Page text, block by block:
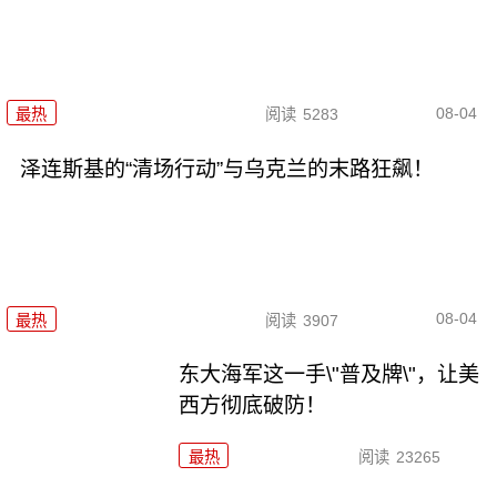
最热 阅读 5283 08-04
泽连斯基的“清场行动”与乌克兰的末路狂飙！
最热 阅读 3907 08-04
东大海军这一手\"普及牌\"，让美
西方彻底破防！
最热 阅读 23265